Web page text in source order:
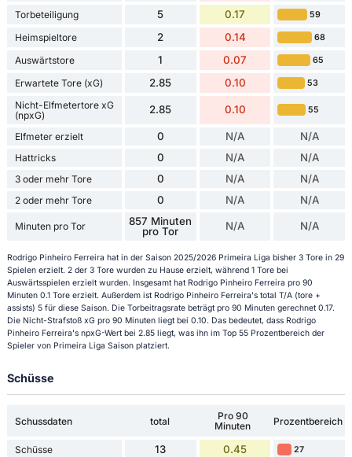
Torbeteiligung 5 0.17 59
Heimspieltore 2 0.14 68
Auswärtstore 1 0.07 65
Erwartete Tore (xG) 2.85 0.10 53
Nicht-Elfmetertore xG
(npxG)
2.85 0.10 55
Elfmeter erzielt 0 N/A N/A
Hattricks 0 N/A N/A
3 oder mehr Tore 0 N/A N/A
2 oder mehr Tore 0 N/A N/A
Minuten pro Tor
857 Minuten
pro Tor
N/A N/A
Rodrigo Pinheiro Ferreira hat in der Saison 2025/2026 Primeira Liga bisher 3 Tore in 29
Spielen erzielt. 2 der 3 Tore wurden zu Hause erzielt, während 1 Tore bei
Auswärtsspielen erzielt wurden. Insgesamt hat Rodrigo Pinheiro Ferreira pro 90
Minuten 0.1 Tore erzielt. Außerdem ist Rodrigo Pinheiro Ferreira's total T/A (tore +
assists) 5 für diese Saison. Die Torbeitragsrate beträgt pro 90 Minuten gerechnet 0.17.
Die Nicht-Strafstoß xG pro 90 Minuten liegt bei 0.10. Das bedeutet, dass Rodrigo
Pinheiro Ferreira's npxG-Wert bei 2.85 liegt, was ihn im Top 55 Prozentbereich der
Spieler von Primeira Liga Saison platziert.
Schüsse
Schussdaten total
Pro 90
Minuten
Prozentbereich
Schüsse 13 0.45 27